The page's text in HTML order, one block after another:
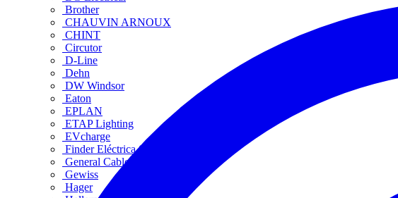
Brother
CHAUVIN ARNOUX
CHINT
Circutor
D-Line
Dehn
DW Windsor
Eaton
EPLAN
ETAP Lighting
EVcharge
Finder Eléctrica S.L.U
General Cable
Gewiss
Hager